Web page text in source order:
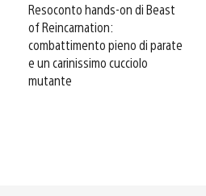
Resoconto hands-on di Beast
of Reincarnation:
combattimento pieno di parate
e un carinissimo cucciolo
mutante